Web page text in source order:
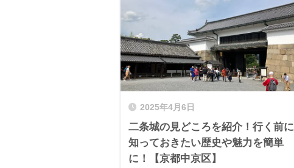
2025年4月6日
二条城の見どころを紹介！行く前に
知っておきたい歴史や魅力を簡単
に！【京都中京区】